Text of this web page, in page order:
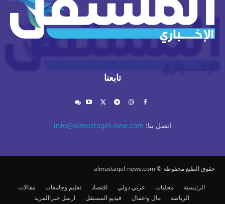
تابعنا
اتصل بنا: info@almustaqel-new.com
حقوق الطبع محفوظة © almustaqel-news.com
الرئيسية محليات عربي دولي اقتصاد تعليم وجامعات
مقالات
الرياضة
مال واعمال فيديو المستقل ارسل خبراالمزيد